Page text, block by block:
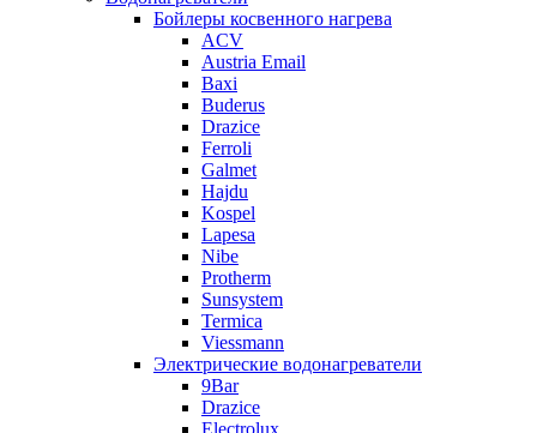
Бойлеры косвенного нагрева
ACV
Austria Email
Baxi
Buderus
Drazice
Ferroli
Galmet
Hajdu
Kospel
Lapesa
Nibe
Protherm
Sunsystem
Termica
Viessmann
Электрические водонагреватели
9Bar
Drazice
Electrolux